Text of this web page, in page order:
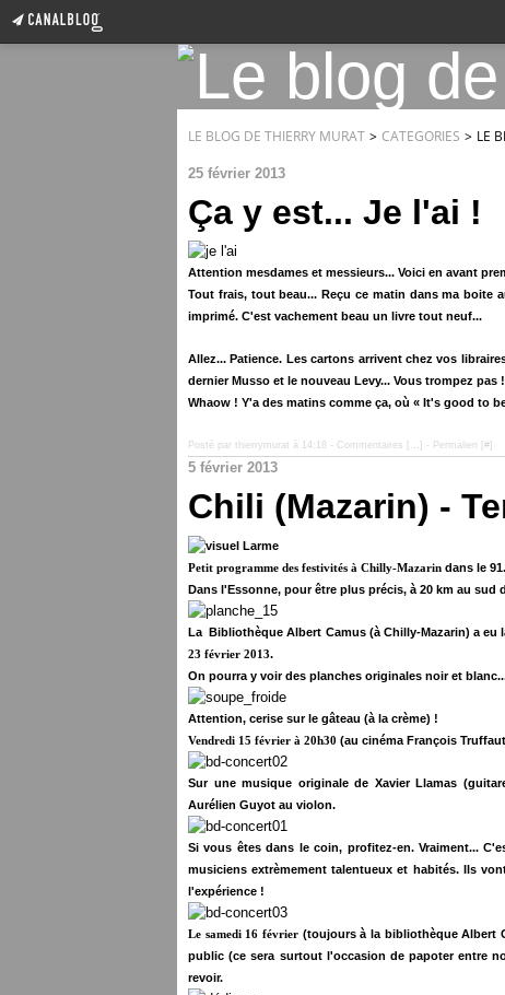
LE BLOG DE THIERRY MURAT > CATEGORIES > LE
25 février 2013
Ça y est... Je l'ai !
Attention mesdames et messieurs... Voici en avant
Tout frais, tout beau... Reçu ce matin dans ma boite
imprimé. C'est vachement beau un livre tout neuf...
Allez... Patience. Les cartons arrivent chez vos
dernier Musso et le nouveau Levy... Vous trompez pas
Whaow ! Y'a des matins comme ça, où « It's good to
Posté par thierrymurat à 14:18 - Commentaires [ … - Permalien [ #
5 février 2013
Chili (Mazarin) -
Petit programme des festivités à Chilly-Mazarin dans le 91.
Dans l'Essonne, pour être plus précis, à 20 km au sud
La Bibliothèque Albert Camus (à Chilly-Mazarin) a eu
23 février 2013.
On pourra y voir des planches originales noir et
Attention, cerise sur le gâteau (à la crème) !
Vendredi 15 février à 20h30 (au cinéma François
Sur une musique originale de Xavier Llamas
Aurélien Guyot au violon.
Si vous êtes dans le coin, profitez-en. Vraiment...
musiciens extrèmement talentueux et habités. Ils
l'expérience !
Le samedi 16 février (toujours à la bibliothèque Albert
public (ce sera surtout l'occasion de papoter entre
revoir.